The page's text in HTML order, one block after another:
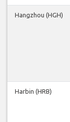
Hangzhou (HGH)
Harbin (HRB)